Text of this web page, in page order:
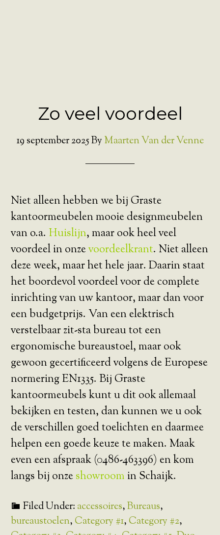
Zo veel voordeel
19 september 2025By Maarten Van der Venne
Niet alleen hebben we bij Graste
kantoormeubelen mooie designmeubelen
van o.a. Huislijn, maar ook heel veel
voordeel in onzevoordeelkrant. Niet alleen
deze week, maar het hele jaar. Daarin staat
het boordevol voordeel voor de complete
inrichting van uw kantoor, maar dan voor
een budgetprijs. Van een elektrisch
verstelbaar zit-sta bureau tot een
ergonomische bureaustoel, maar ook
gewoon gecertificeerd volgens de Europese
normering EN1335. Bij Graste
kantoormeubels kunt u dit ook allemaal
bekijken en testen, dan kunnen we u ook
de verschillen goed toelichten en daarmee
helpen een goede keuze te maken. Maak
even een afspraak (0486-463396) en kom
langs bij onzeshowroom in Schaijk.
Filed Under: accessoires,Bureaus,
bureaustoelen, Category #1, Category #2,